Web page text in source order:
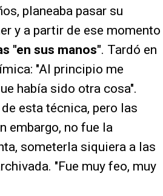
planeaba pasar su
y a partir de ese momento
"en sus manos". Tardó en
"Al principio me
había sido otra cosa".
esta técnica, pero las
embargo, no fue la
someterla siquiera a las
"Fue muy feo, muy